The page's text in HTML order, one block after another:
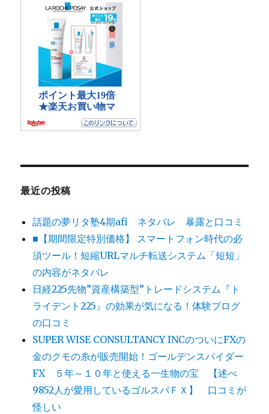
最近の投稿
話題の夢リタ塾4期afi ネタバレ 暴露と口コミ
■【期間限定特別価格】 スマートフォン時代の必
須ツール！短縮URLマルチ転送システム「短短」
の内容がネタバレ
日経225先物”資産構築型”トレードシステム『ト
ライデント225』の効果が気になる！体験ブログ
の口コミ
SUPER WISE CONSULTANCY INCのついにFXの
金のクモの糸が販売開始！ゴールデンスパイダー
FX ５年～１０年と使える一生物の宝 【述べ
9852人が愛用しているゴルスパＦＸ】 口コミが
怪しい